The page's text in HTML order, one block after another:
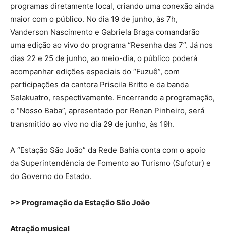
programas diretamente local, criando uma conexão ainda
maior com o público. No dia 19 de junho, às 7h,
Vanderson Nascimento e Gabriela Braga comandarão
uma edição ao vivo do programa “Resenha das 7”. Já nos
dias 22 e 25 de junho, ao meio-dia, o público poderá
acompanhar edições especiais do “Fuzuê”, com
participações da cantora Priscila Britto e da banda
Selakuatro, respectivamente. Encerrando a programação,
o “Nosso Baba”, apresentado por Renan Pinheiro, será
transmitido ao vivo no dia 29 de junho, às 19h.
A “Estação São João” da Rede Bahia conta com o apoio
da Superintendência de Fomento ao Turismo (Sufotur) e
do Governo do Estado.
>> Programação da Estação São João
Atração musical